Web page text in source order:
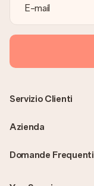
Domande Frequenti
Servizio Clienti
Azienda